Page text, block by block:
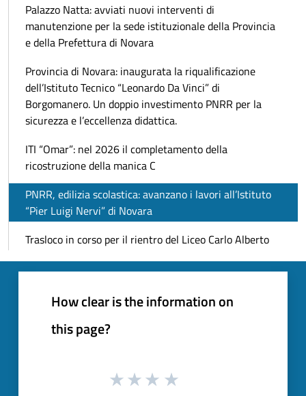
Palazzo Natta: avviati nuovi interventi di
manutenzione per la sede istituzionale della Provincia
e della Prefettura di Novara
Provincia di Novara: inaugurata la riqualificazione
dell’Istituto Tecnico “Leonardo Da Vinci” di
Borgomanero. Un doppio investimento PNRR per la
sicurezza e l’eccellenza didattica.
ITI “Omar”: nel 2026 il completamento della
ricostruzione della manica C
PNRR, edilizia scolastica: avanzano i lavori all’Istituto
“Pier Luigi Nervi” di Novara
Trasloco in corso per il rientro del Liceo Carlo Alberto
How clear is the information on
this page?